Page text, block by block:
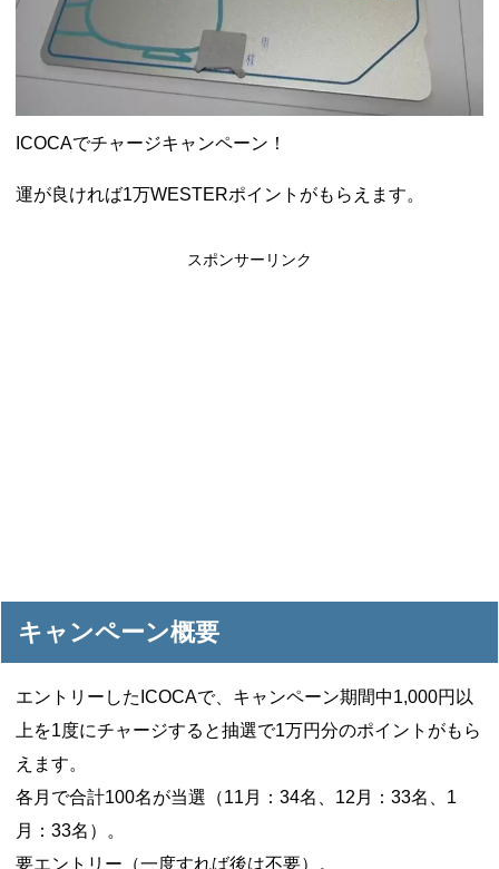
Vポイントpay利用で最大10%還元！8/31まで
2026年8月1日
V NEOBANK改悪！還元率1.25%に、チャージ系対象外へ！11
月から 2026年8月1日
ドットマネーが再開！8/12から。でも未完了のポイント有効期
限が8月末まで？ 2026年7月31日
【2026年夏】dポイント交換キャンペーンが見逃せない！最大
au PAY 残高チャージで最大10000円もらえる！じぶん銀行から
ICOCAでチャージキャンペーン！
運が良ければ1万WESTERポイントがもらえます。
スポンサーリンク
キャンペーン概要
エントリーしたICOCAで、キャンペーン期間中1,000円以
上を1度にチャージすると抽選で1万円分のポイントがもら
えます。
各月で合計100名が当選（11月：34名、12月：33名、1
月：33名）。
要エントリー（一度すれば後は不要）。